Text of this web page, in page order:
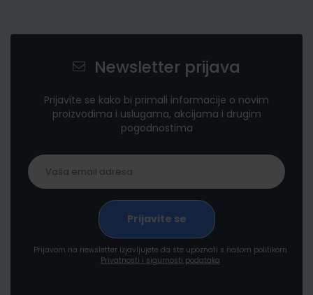
Newsletter prijava
Prijavite se kako bi primali informacije o novim
proizvodima i uslugama, akcijama i drugim
pogodnostima
Prijavom na newsletter izjavljujete da ste upoznati s našom politikom
Privatnosti i sigurnosti podataka